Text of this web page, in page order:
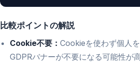
比較ポイントの解説
Cookie不要： Cookieを使わず個人
GDPRバナーが不要になる可能性が